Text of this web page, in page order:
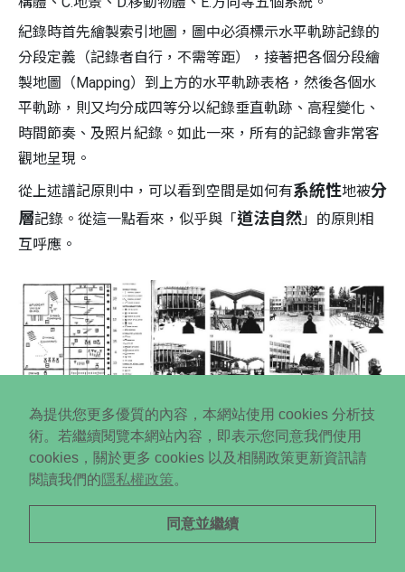
為提供您更多優質的內容，本網站使用 cookies 分析技
術。若繼續閱覽本網站內容，即表示您同意我們使用
cookies，關於更多 cookies 以及相關政策更新資訊請
閱讀我們的隱私權政策。
同意並繼續
紀錄時首先繪製索引地圖，圖中必須標示水平軌跡記錄的
分段定義（記錄者自行，不需等距），接著把各個分段繪
製地圖（Mapping）到上方的水平軌跡表格，然後各個水
平軌跡，則又均分成四等分以紀錄垂直軌跡、高程變化、
時間節奏、及照片紀錄。如此一來，所有的記錄會非常客
觀地呈現。
從上述譜記原則中，可以看到空間是如何有系統性地被分
層記錄。從這一點看來，似乎與「道法自然 」的原則相
互呼應。